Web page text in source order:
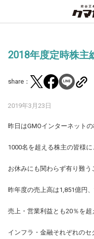
2018年度定時株主
share：
2019年3月23日
昨日はGMOインターネットの
1000名を超える株主の皆様に
お休みにも関わらず有り難う
昨年度の売上高は1,851億円
売上・営業利益とも20％を超
インフラ・金融それぞれの